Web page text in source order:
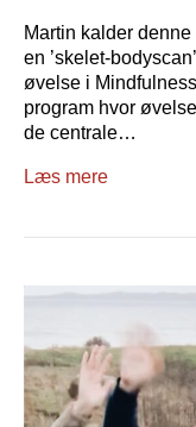
Martin kalder
en ’skelet-
øvelse i
program hvor
de centrale…
Læs mere